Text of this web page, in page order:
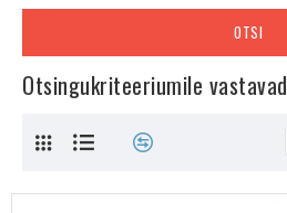
OTSI
Otsingukriteeriumile